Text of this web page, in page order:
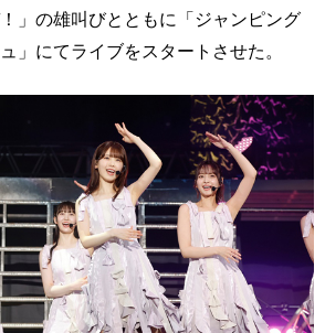
」の雄叫びとともに「ジャンピング
」にてライブをスタートさせた。